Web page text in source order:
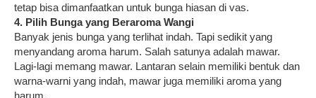
tetap bisa dimanfaatkan untuk bunga hiasan di vas.
4. Pilih Bunga yang Beraroma Wangi
Banyak jenis bunga yang terlihat indah. Tapi sedikit yang
menyandang aroma harum. Salah satunya adalah mawar.
Lagi-lagi memang mawar. Lantaran selain memiliki bentuk dan
warna-warni yang indah, mawar juga memiliki aroma yang
harum.